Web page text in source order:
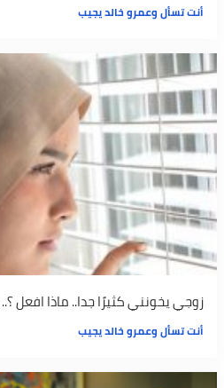
أنت تسأل وعمرو خالد يجيب
زوجي يخونني كثيرًا جدا.. ماذا افعل
أنت تسأل وعمرو خالد يجيب